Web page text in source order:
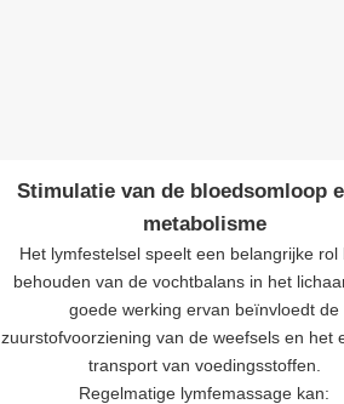
Stimulatie van de bloedsomloop
metabolisme
Het lymfestelsel speelt een belangrijke rol
behouden van de vochtbalans in het
goede werking ervan beïnvloedt de
zuurstofvoorziening van de weefsels en het
transport van voedingsstoffen.
Regelmatige lymfemassage kan: